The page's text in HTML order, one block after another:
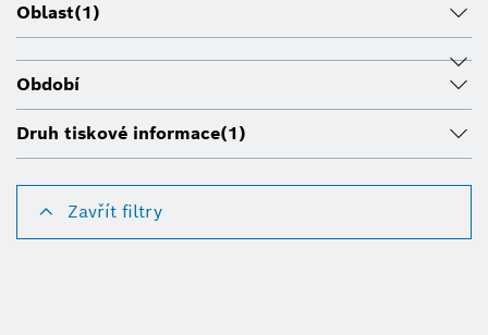
Oblast(1)
Období
Druh tiskové informace(1)
Zavřít filtry